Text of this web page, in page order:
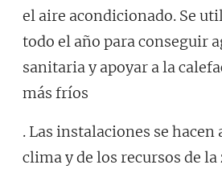
el aire acondicionado. Se
todo el año para conseguir
sanitaria y apoyar a la
más fríos
. Las instalaciones se hacen
clima y de los recursos de la